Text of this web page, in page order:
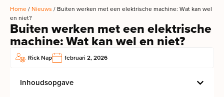
Home/ Nieuws / Buiten werken met een elektrische machine: Wat kan wel
en niet?
Buiten werken met een elektrische
machine: Wat kan wel en niet?
Rick Nap februari 2, 2026
Inhoudsopgave